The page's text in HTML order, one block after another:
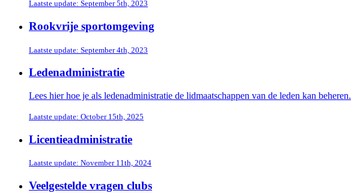
Laatste update: September 5th, 2023
Rookvrije sportomgeving
Laatste update: September 4th, 2023
Ledenadministratie
Lees hier hoe je als ledenadministratie de lidmaatschappen van de leden kan beheren.
Laatste update: October 15th, 2025
Licentieadministratie
Laatste update: November 11th, 2024
Veelgestelde vragen clubs